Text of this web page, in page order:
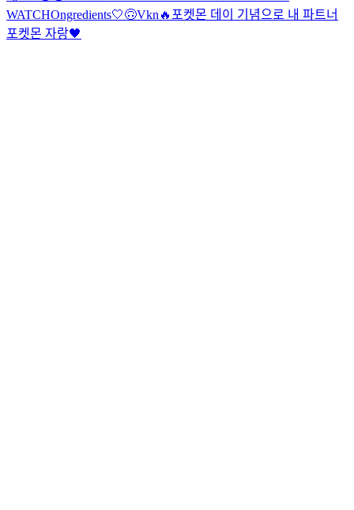
WATCHOngredients🤍🙃Vkn🔥 포켓몬 데이 기념으로 내 파트너
포켓몬 자랑🖤